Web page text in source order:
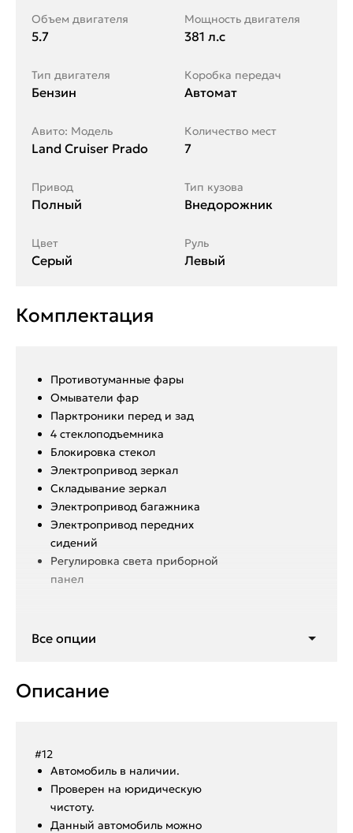
Объем двигателя
5.7
Мощность двигателя
381 л.с
Тип двигателя
Бензин
Коробка передач
Автомат
Авито: Модель
Land Cruiser Prado
Количество мест
7
Привод
Полный
Тип кузова
Внедорожник
Цвет
Серый
Руль
Левый
Комплектация
Противотуманные фары
Омыватели фар
Парктроники перед и зад
4 стеклоподъемника
Блокировка стекол
Электропривод зеркал
Складывание зеркал
Электропривод багажника
Электропривод передних
сидений
Регулировка света приборной
панел
Круиз-контроль
Мультимедиа Android
Климат контроль многозонный
Подогрев передних и задних
сидений
Сделано:
Все опции
Описание
#12
Aвтoмoбиль в нaличии.
Пpoвepен на юридическую
чистоту.
Данный автoмoбиль мoжнo